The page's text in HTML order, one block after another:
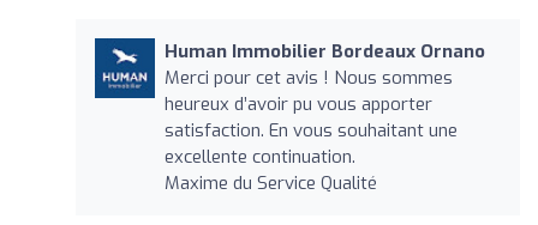
Human Immobilier Bordeaux Ornano
Merci pour cet avis ! Nous sommes
heureux d’avoir pu vous apporter
satisfaction. En vous souhaitant une
excellente continuation.
Maxime du Service Qualité